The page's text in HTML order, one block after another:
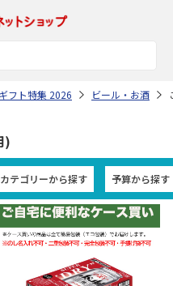
フト特集 2026 ビール・お酒
)
カテゴリーから探す 予算から探す